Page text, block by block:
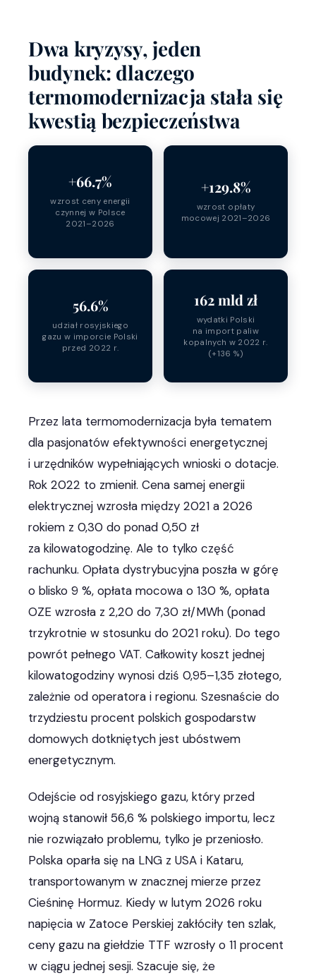
Dwa kryzysy, jeden
budynek: dlaczego
termomodernizacja stała się
kwestią bezpieczeństwa
+66.7%
wzrost ceny energii
czynnej w Polsce
2021–2026
+129.8%
wzrost opłaty
mocowej 2021–2026
56.6%
udział rosyjskiego
gazu w imporcie Polski
przed 2022 r.
162 mld zł
wydatki Polski
na import paliw
kopalnych w 2022 r.
(+136 %)
Przez lata termomodernizacja była tematem
dla pasjonatów efektywności energetycznej
i urzędników wypełniających wnioski o dotacje.
Rok 2022 to zmienił. Cena samej energii
elektrycznej wzrosła między 2021 a 2026
rokiem z 0,30 do ponad 0,50 zł
za kilowatogodzinę. Ale to tylko część
rachunku. Opłata dystrybucyjna poszła w górę
o blisko 9 %, opłata mocowa o 130 %, opłata
OZE wzrosła z 2,20 do 7,30 zł/MWh (ponad
trzykrotnie w stosunku do 2021 roku). Do tego
powrót pełnego VAT. Całkowity koszt jednej
kilowatogodziny wynosi dziś 0,95–1,35 złotego,
zależnie od operatora i regionu. Szesnaście do
trzydziestu procent polskich gospodarstw
domowych dotkniętych jest ubóstwem
energetycznym.
Odejście od rosyjskiego gazu, który przed
wojną stanowił 56,6 % polskiego importu, lecz
nie rozwiązało problemu, tylko je przeniosło.
Polska oparła się na LNG z USA i Kataru,
transportowanym w znacznej mierze przez
Cieśninę Hormuz. Kiedy w lutym 2026 roku
napięcia w Zatoce Perskiej zakłóciły ten szlak,
ceny gazu na giełdzie TTF wzrosły o 11 procent
w ciągu jednej sesji. Szacuje się, że